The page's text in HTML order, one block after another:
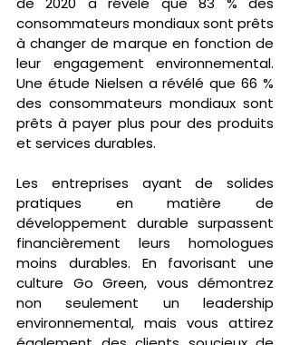
consommateurs mondiaux sont prêts
à changer de marque en fonction de
leur engagement environnemental.
Une étude Nielsen a révélé que 66 %
des consommateurs mondiaux sont
prêts à payer plus pour des produits
et services durables.
Les entreprises ayant de solides
pratiques en matière de
développement durable surpassent
financièrement leurs homologues
moins durables. En favorisant une
culture Go Green, vous démontrez
non seulement un leadership
environnemental, mais vous attirez